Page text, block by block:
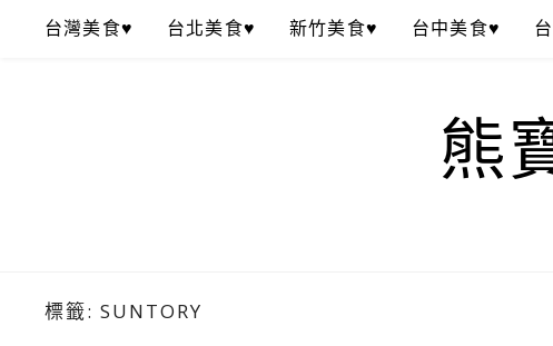
台灣美食♥ 台北美食♥ 新竹美食♥ 台中美食♥
熊
標籤: SUNTORY